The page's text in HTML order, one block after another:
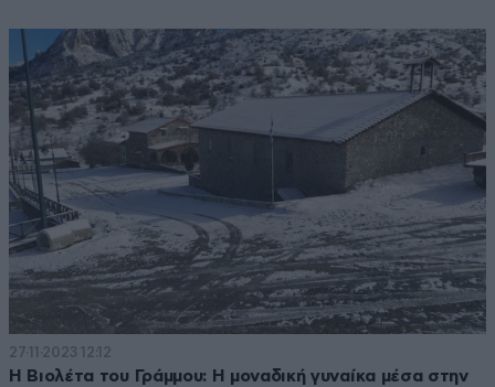
27·11·2023 12:12
Η Βιολέτα του Γράμμου: Η μοναδική γυναίκα μέσα στην